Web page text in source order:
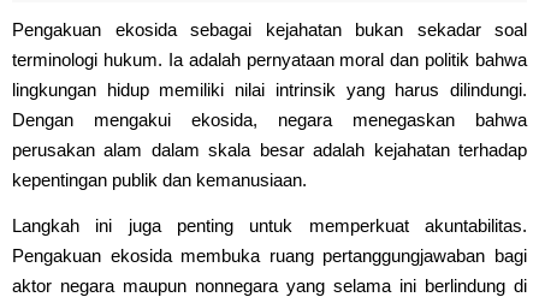
Pengakuan ekosida sebagai kejahatan bukan sekadar soal
terminologi hukum. Ia adalah pernyataan moral dan politik bahwa
lingkungan hidup memiliki nilai intrinsik yang harus dilindungi.
Dengan mengakui ekosida, negara menegaskan bahwa
perusakan alam dalam skala besar adalah kejahatan terhadap
kepentingan publik dan kemanusiaan.
Langkah ini juga penting untuk memperkuat akuntabilitas.
Pengakuan ekosida membuka ruang pertanggungjawaban bagi
aktor negara maupun nonnegara yang selama ini berlindung di